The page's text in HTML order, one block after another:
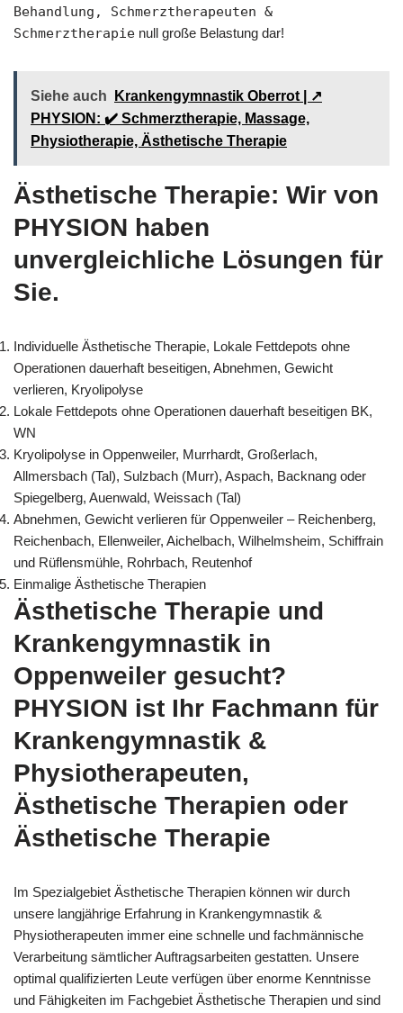
Behandlung, Schmerztherapeuten &
Schmerztherapie null große Belastung dar!
Siehe auch
Krankengymnastik Oberrot | ↗️
PHYSION: ✔️ Schmerztherapie, Massage,
Physiotherapie, Ästhetische Therapie
Ästhetische Therapie: Wir von
PHYSION haben
unvergleichliche Lösungen für
Sie.
Individuelle Ästhetische Therapie, Lokale Fettdepots ohne
Operationen dauerhaft beseitigen, Abnehmen, Gewicht
verlieren, Kryolipolyse
Lokale Fettdepots ohne Operationen dauerhaft beseitigen BK,
WN
Kryolipolyse in Oppenweiler, Murrhardt, Großerlach,
Allmersbach (Tal), Sulzbach (Murr), Aspach, Backnang oder
Spiegelberg, Auenwald, Weissach (Tal)
Abnehmen, Gewicht verlieren für Oppenweiler – Reichenberg,
Reichenbach, Ellenweiler, Aichelbach, Wilhelmsheim, Schiffrain
und Rüflensmühle, Rohrbach, Reutenhof
Einmalige Ästhetische Therapien
Ästhetische Therapie und
Krankengymnastik in
Oppenweiler gesucht?
PHYSION ist Ihr Fachmann für
Krankengymnastik &
Physiotherapeuten,
Ästhetische Therapien oder
Ästhetische Therapie
Im Spezialgebiet Ästhetische Therapien können wir durch
unsere langjährige Erfahrung in Krankengymnastik &
Physiotherapeuten immer eine schnelle und fachmännische
Verarbeitung sämtlicher Auftragsarbeiten gestatten. Unsere
optimal qualifizierten Leute verfügen über enorme Kenntnisse
und Fähigkeiten im Fachgebiet Ästhetische Therapien und sind